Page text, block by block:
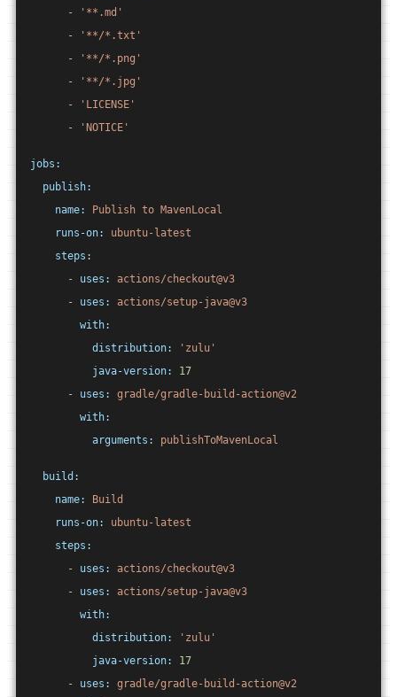
-
'**.md'
-
'**/*.txt'
-
'**/*.png'
-
'**/*.jpg'
-
'LICENSE'
-
'NOTICE'
jobs:
publish:
name:
Publish to MavenLocal
runs-on:
ubuntu-latest
steps:
-
uses:
actions/checkout@v3
-
uses:
actions/setup-java@v3
with:
distribution:
'zulu'
java-version:
17
-
uses:
gradle/gradle-build-action@v2
with:
arguments:
publishToMavenLocal
build:
name:
Build
runs-on:
ubuntu-latest
steps:
-
uses:
actions/checkout@v3
-
uses:
actions/setup-java@v3
with:
distribution:
'zulu'
java-version:
17
-
uses:
gradle/gradle-build-action@v2